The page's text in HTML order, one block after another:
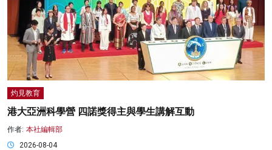
灼見教育
港大亞洲科學營 四諾獎得主與學生講解互動
作者: 本社編輯部
2026-08-04